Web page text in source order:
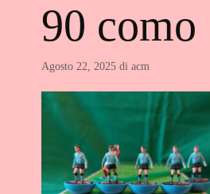
90 como
Agosto 22, 2025 di acm